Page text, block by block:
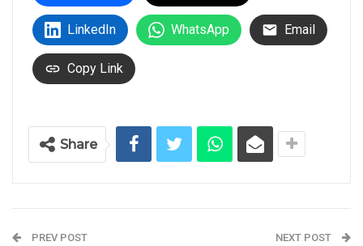
LinkedIn WhatsApp Email
Copy Link
Share
PREV POST NEXT POST